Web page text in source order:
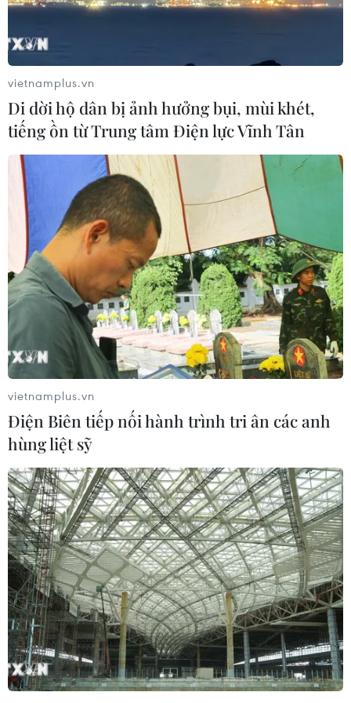
Công ty của BTS thâu tóm "đế chế" quản lý
Justin Bieber, Ariana Grande
02/04/2021 13:27
Ông Scooter Braun sẽ tham gia hội đồng quản trị của
HYBE và các nghệ sỹ của cả hai công ty, trong đó có
BTS, Bieber và Grand, sẽ tham gia vào đợt tăng vốn của
HYBE.
Ban nhạc BTS trở thành đại sứ thương
hiệu của Louis Vuitton
23/04/2021 12:13
Louis Vuitton là nhãn hàng thời trang cao cấp đầu tiên
mời được BTS làm đại sứ thương hiệu, bởi BTS thường
ưu tiên các thương hiệu Hàn Quốc.
vietnamplus.vn
Di dời hộ dân bị ảnh hưởng bụi, mùi khét,
tiếng ồn từ Trung tâm Điện lực Vĩnh Tân
vietnamplus.vn
Điện Biên tiếp nối hành trình tri ân các anh
hùng liệt sỹ